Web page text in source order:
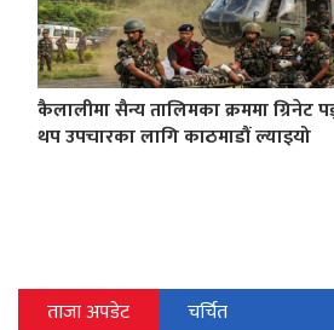
कैलालीमा सैन्य तालिमका क्रममा ग्रिनेट
थप उपचारका लागि काठमाडौं ल्याइयो
ताजा अपडेट चर्चित